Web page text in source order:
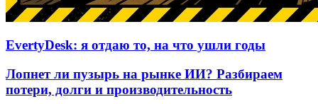
EvertyDesk: я отдаю то, на что ушли годы
Лопнет ли пузырь на рынке ИИ? Разбираем
потери, долги и производительность